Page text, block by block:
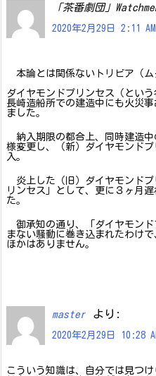
「茶番劇団」
2020年2月29日 2:11 AM
本論とは関係ないトリビア（ム
ダイヤモンドプリンセス（とい
長崎造船所での建造中にも火災
ました。
納入期限の都合上、同時建造
様変更し、（新）ダイヤモンド
入。
炎上した（旧）ダイヤモンド
リンセス」として、更に３ヶ月
た。
御承知の通り、「ダイヤモン
まない騒動に巻き込まれたわけ
ほかはありません。
master より:
2020年2月29日 10:28
こういう知識は、自分では見つ